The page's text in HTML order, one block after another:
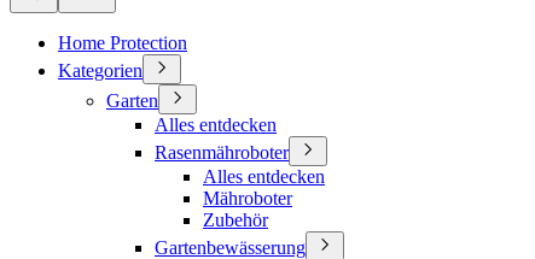
Home Protection
Kategorien
Garten
Alles entdecken
Rasenmähroboter
Alles entdecken
Mähroboter
Zubehör
Gartenbewässerung